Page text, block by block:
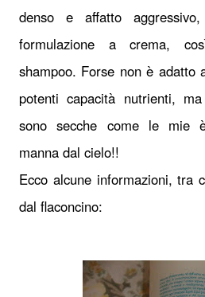
denso e affatto
formulazione a crema,
shampoo. Forse non è adatto
potenti capacità nutrienti,
sono secche come le mie
manna dal cielo!!
Ecco alcune informazioni, tra
dal flaconcino: